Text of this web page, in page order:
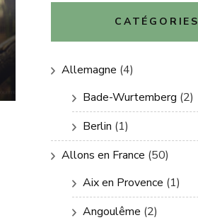
CATÉGORIES
Allemagne (4)
Bade-Wurtemberg (2)
Berlin (1)
Allons en France (50)
Aix en Provence (1)
Angoulême (2)